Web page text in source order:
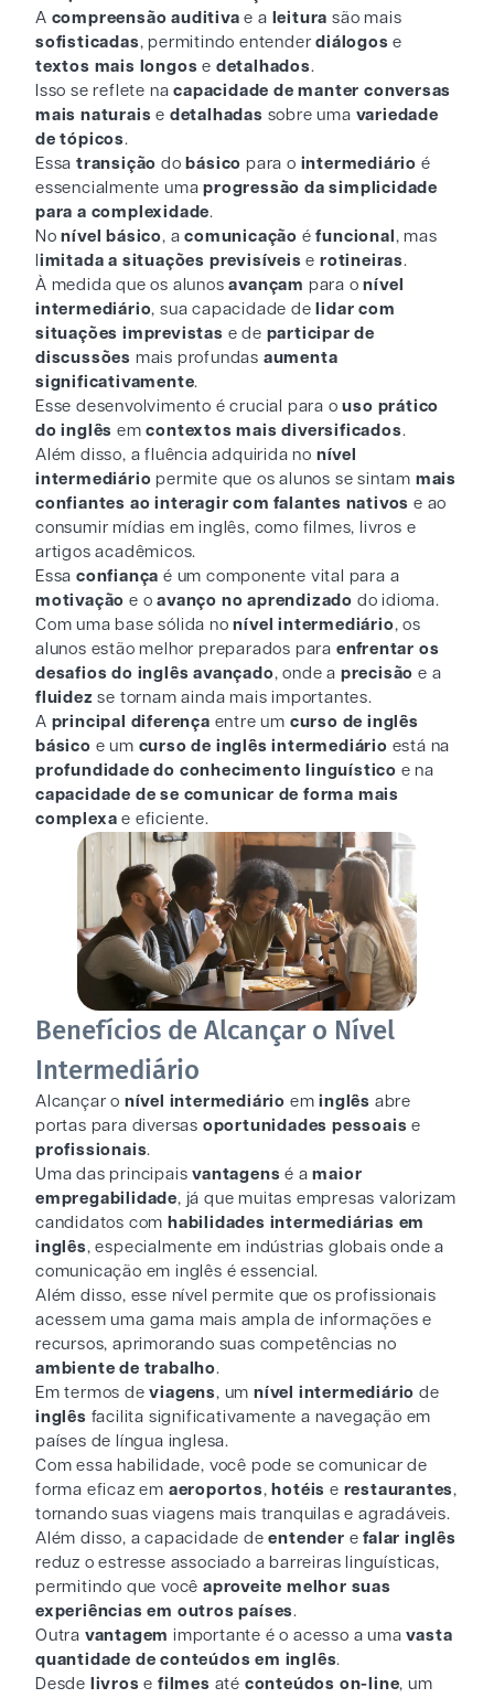
A compreensão auditivae a leiturasão mais
sofisticadas, permitindo entenderdiálogose
textos mais longose detalhados.
Isso se reflete nacapacidade de manter conversas
mais naturais e detalhadas sobre uma variedade
de tópicos.
Essa transição do básicopara o intermediário é
essencialmente umaprogressão da simplicidade
para a complexidade.
Nonível básico, acomunicação éfuncional , mas
imitada a situações previsíveis erotineiras.
À medida que os alunosavançam para onível
intermediário, sua capacidade de lidar com
situações imprevistas e de participar de
discussões mais profundas aumenta
significativamente.
Esse desenvolvimento é crucial para ouso prático
do inglês emcontextos mais diversificados.
Além disso, a fluência adquirida no nível
intermediário permite que os alunos se sintam mais
confiantes ao interagir com falantes nativos e ao
consumir mídias em inglês, como filmes, livros e
artigos acadêmicos.
Essa confiança é um componente vital para a
motivação e oavanço no aprendizado do idioma.
Com uma base sólida nonível intermediário, os
alunos estão melhor preparados para enfrentar os
desafios do inglês avançado, onde a precisãoe a
fluidezse tornam ainda mais importantes.
A principal diferença entre um curso de inglês
básico e um curso de inglês intermediário está na
profundidade do conhecimento linguístico e na
capacidade de se comunicar de forma mais
complexae eficiente.
Benefícios de Alcançar o Nível
Intermediário
Alcançar o nível intermediário eminglês abre
portas para diversas oportunidades pessoaise
profissionais.
Uma das principaisvantagensé a maior
empregabilidade, já que muitas empresas valorizam
candidatos com habilidades intermediárias em
inglês, especialmente em indústrias globais onde a
comunicação em inglês é essencial.
Além disso, esse nível permite que os profissionais
acessem uma gama mais ampla de informações e
recursos, aprimorando suas competências no
ambiente de trabalho.
Em termos deviagens, umnível intermediáriode
inglês facilita significativamente a navegação em
países de língua inglesa.
Com essa habilidade, você pode se comunicar de
forma eficaz em aeroportos, hotéise restaurantes,
tornando suas viagens mais tranquilas e agradáveis.
Além disso, a capacidade deentender efalar inglês
reduz o estresse associado a barreiras linguísticas,
permitindo que vocêaproveite melhor suas
experiências em outros países.
Outra vantagemimportante é o acesso a umavasta
quantidade de conteúdos em inglês.
Desde
livrosefilmes até conteúdos on-line, um